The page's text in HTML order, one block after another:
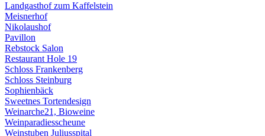
Landgasthof zum Kaffelstein
Meisnerhof
Nikolaushof
Pavillon
Rebstock Salon
Restaurant Hole 19
Schloss Frankenberg
Schloss Steinburg
Sophienbäck
Sweetnes Tortendesign
Weinarche21, Bioweine
Weinparadiesscheune
Weinstuben Juliusspital